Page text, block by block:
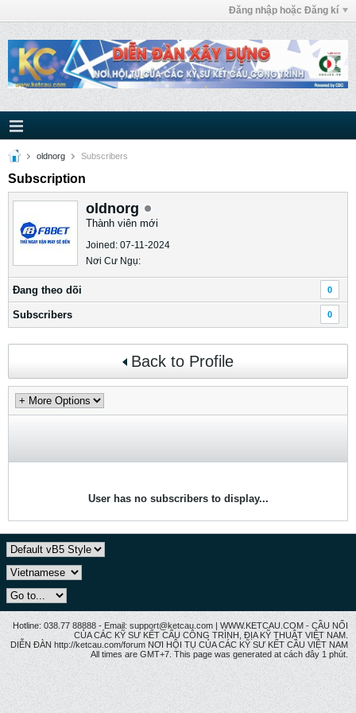
Đăng nhập hoặc Đăng kí
oldnorg Subscribers
Subscription
oldnorg
Thành viên mới
Joined: 07-11-2024
Nơi Cư Ngụ:
Ðang theo dõi 0
Subscribers 0
Back to Profile
User has no subscribers to display...
Hotline: 038.77 88888 - Email: support@ketcau.com | WWW.KETCAU.COM - CẦU NỐI
CỦA CÁC KỸ SƯ KẾT CẤU CÔNG TRÌNH, ĐỊA KỸ THUẬT VIỆT NAM.
DIỄN ĐÀN http://ketcau.com/forum NƠI HỘI TỤ CỦA CÁC KỸ SƯ KẾT CÂU VIỆT NAM
All times are GMT+7. This page was generated at cách đây 1 phút.